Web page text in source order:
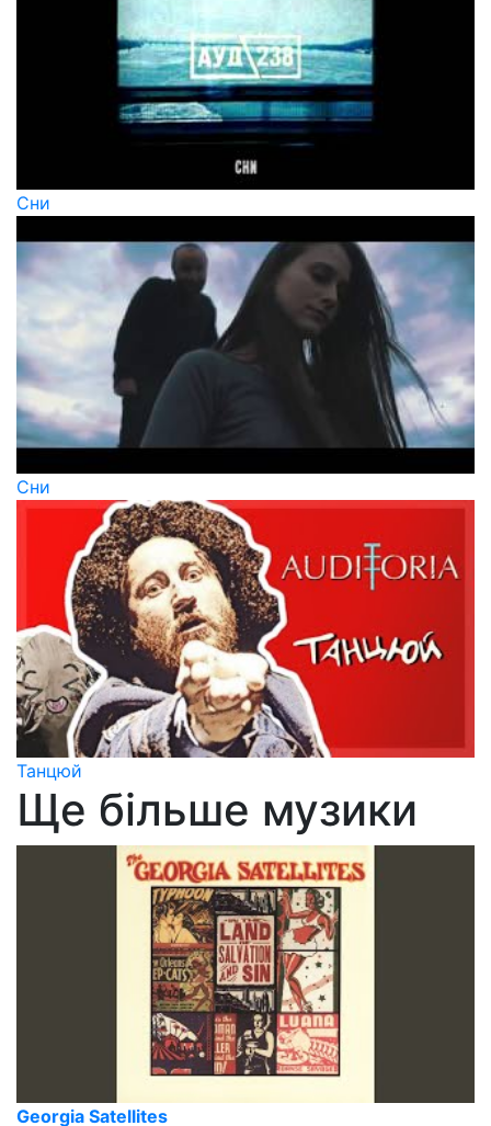
Сни
Сни
Танцюй
Ще більше музики
Georgia Satellites